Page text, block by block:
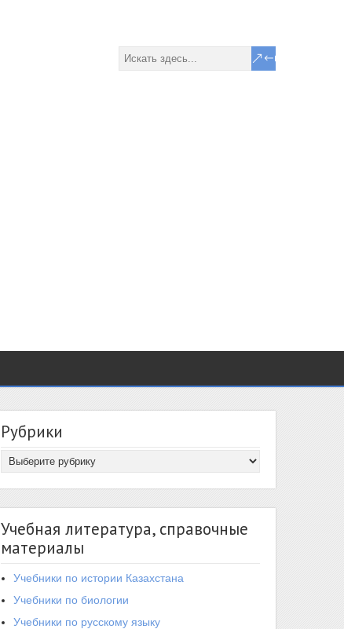
Рубрики
Учебная литература, справочные
материалы
Учебники по истории Казахстана
Учебники по биологии
Учебники по русскому языку